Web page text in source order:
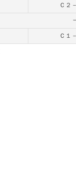
Ｃ２
Ｃ１